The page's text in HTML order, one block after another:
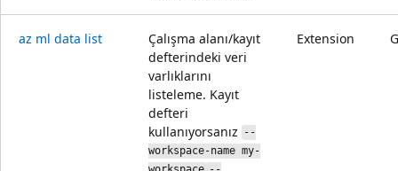
az ml data list
Çalışma alanı/kayıt
defterindeki veri
varlıklarını
listeleme. Kayıt
defteri
kullanıyorsanız
--
workspace-name my-
Extension